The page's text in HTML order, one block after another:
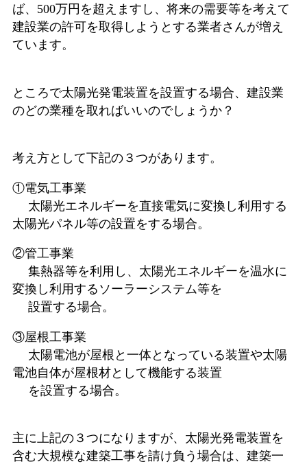
ば、500万円を超えますし、将来の需要等を考えて
建設業の許可を取得しようとする業者さんが増え
ています。
ところで太陽光発電装置を設置する場合、建設業
のどの業種を取ればいいのでしょうか？
考え方として下記の３つがあります。
①電気工事業
太陽光エネルギーを直接電気に変換し利用する
太陽光パネル等の設置をする場合。
②管工事業
集熱器等を利用し、太陽光エネルギーを温水に
変換し利用するソーラーシステム等を
設置する場合。
③屋根工事業
太陽電池が屋根と一体となっている装置や太陽
電池自体が屋根材として機能する装置
を設置する場合。
主に上記の３つになりますが、太陽光発電装置を
含む大規模な建築工事を請け負う場合は、建築一